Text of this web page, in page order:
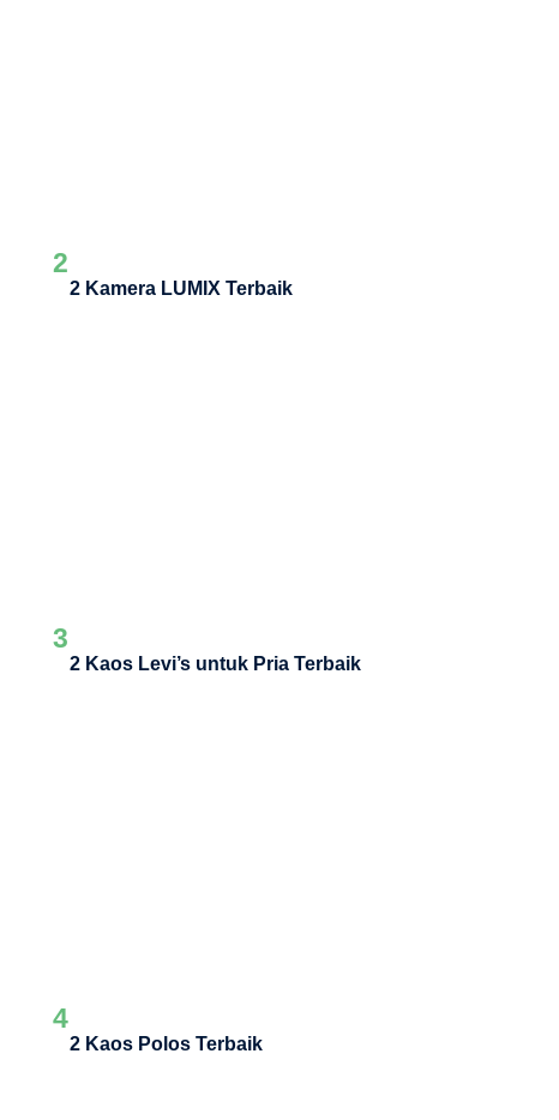
2
2 Kamera LUMIX Terbaik
3
2 Kaos Levi’s untuk Pria Terbaik
4
2 Kaos Polos Terbaik